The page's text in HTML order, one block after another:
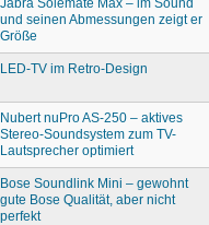
und seinen Abmessungen zeigt er
Größe
LED-TV im Retro-Design
Nubert nuPro AS-250 – aktives
Stereo-Soundsystem zum TV-
Lautsprecher optimiert
Bose Soundlink Mini – gewohnt
gute Bose Qualität, aber nicht
perfekt